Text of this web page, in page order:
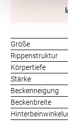
Größe
Rippenstruktur
Körpertiefe
Stärke
Beckenneigung
Beckenbreite